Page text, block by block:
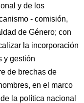
y de los
- comisión,
de Género; con
la incorporación
y gestión
de brechas de
en el marco
la política nacional